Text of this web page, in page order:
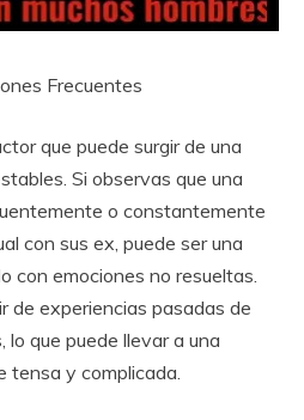
Frecuentes
que puede surgir de una
Si observas que una
o constantemente
con sus ex, puede ser una
con emociones no resueltas.
de experiencias pasadas de
que puede llevar a una
tensa y complicada.